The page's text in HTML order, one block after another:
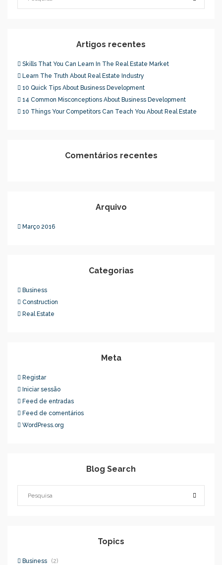
Artigos recentes
Skills That You Can Learn In The Real Estate Market
Learn The Truth About Real Estate Industry
10 Quick Tips About Business Development
14 Common Misconceptions About Business Development
10 Things Your Competitors Can Teach You About Real Estate
Comentários recentes
Arquivo
Março 2016
Categorias
Business
Construction
Real Estate
Meta
Registar
Iniciar sessão
Feed de entradas
Feed de comentários
WordPress.org
Blog Search
Topics
Business
(2)